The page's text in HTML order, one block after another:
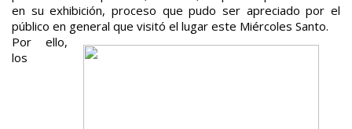
en su exhibición, proceso que pudo ser apreciado por el
público en general que visitó el lugar este Miércoles Santo.
Por ello,
los